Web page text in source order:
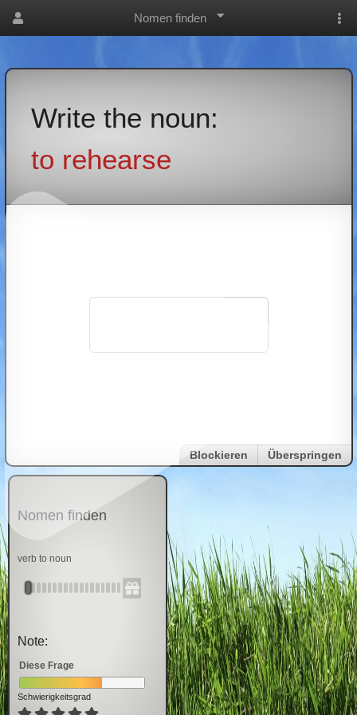
Nomen finden
Write the noun:
to rehearse
Blockieren Überspringen
Nomen finden
verb to noun
Note:
Diese Frage
Schwierigkeitsgrad